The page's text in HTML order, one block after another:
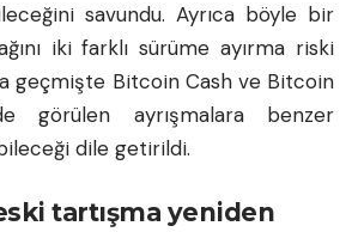
savundu. Ayrıca böyle bir
iki farklı sürüme ayırma riski
geçmişte Bitcoin Cash ve Bitcoin
görülen ayrışmalara benzer
dile getirildi.
tartışma yeniden